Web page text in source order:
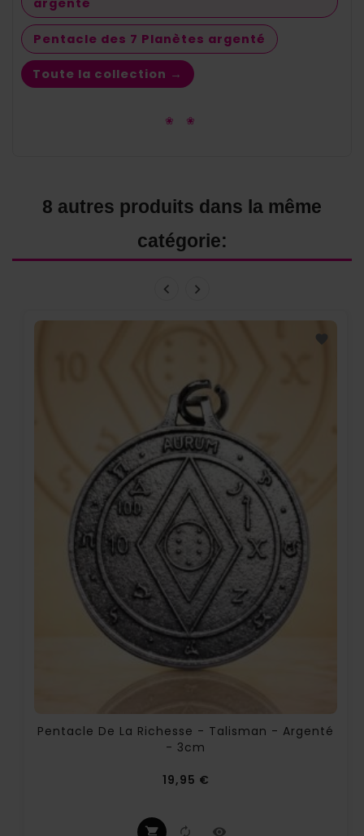
Pentacle des 7 Planètes argenté
Toute la collection →
❀ ❀
8 autres produits dans la même
catégorie:
Pentacle De La Richesse - Talisman - Argenté
- 3cm
19,95 €